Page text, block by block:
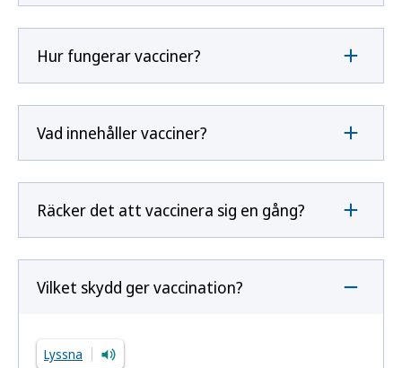
Hur fungerar vacciner?
Vad innehåller vacciner?
Räcker det att vaccinera sig en gång?
Vilket skydd ger vaccination?
Lyssna